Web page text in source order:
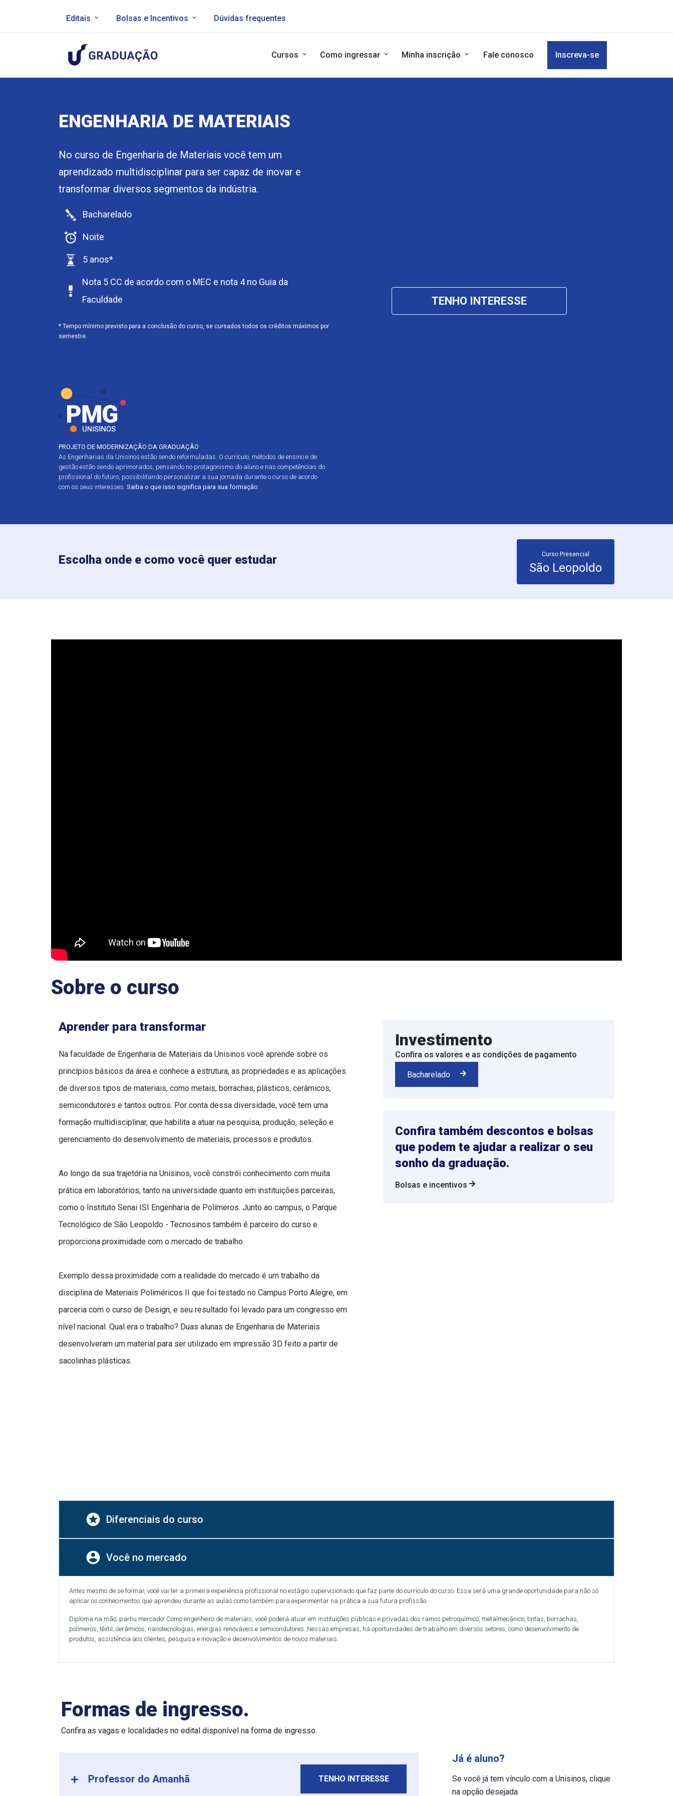
Editais Bolsas e Incentivos Dúvidas frequentes
Cursos Como ingressar Minha inscrição Fale conosco Inscreva-se
ENGENHARIA DE MATERIAIS
No curso de Engenharia de Materiais você tem um
aprendizado multidisciplinar para ser capaz de inovar e
transformar diversos segmentos da indústria.
Bacharelado
Noite
5 anos*
Nota 5 CC de acordo com o MEC e nota 4 no Guia da
Faculdade
* Tempo mínimo previsto para a conclusão do curso, se cursados todos os créditos máximos por
semestre.
PROJETO DE MODERNIZAÇÃO DA GRADUAÇÃO
As Engenharias da Unisinos estão sendo reformuladas. O currículo, métodos de ensino e de
gestão estão sendo aprimorados, pensando no protagonismo do aluno e nas competências do
profissional do futuro, possibilitando personalizar a sua jornada durante o curso de acordo
com os seus interesses. Saiba o que isso significa para sua formação.
TENHO INTERESSE
Escolha onde e como você quer estudar Curso Presencial
São Leopoldo
Sobre o curso
Aprender para transformar
Na faculdade de Engenharia de Materiais da Unisinos você aprende sobre os
princípios básicos da área e conhece a estrutura, as propriedades e as aplicações
de diversos tipos de materiais, como metais, borrachas, plásticos, cerâmicos,
semicondutores e tantos outros. Por conta dessa diversidade, você tem uma
formação multidisciplinar, que habilita a atuar na pesquisa, produção, seleção e
gerenciamento do desenvolvimento de materiais, processos e produtos.
Ao longo da sua trajetória na Unisinos, você constrói conhecimento com muita
prática em laboratórios, tanto na universidade quanto em instituições parceiras,
como o Instituto Senai ISI Engenharia de Polímeros. Junto ao campus, o Parque
Tecnológico de São Leopoldo - Tecnosinos também é parceiro do curso e
proporciona proximidade com o mercado de trabalho.
Exemplo dessa proximidade com a realidade do mercado é um trabalho da
disciplina de Materiais Poliméricos II que foi testado no Campus Porto Alegre, em
parceria com o curso de Design, e seu resultado foi levado para um congresso em
nível nacional. Qual era o trabalho? Duas alunas de Engenharia de Materiais
desenvolveram um material para ser utilizado em impressão 3D feito a partir de
sacolinhas plásticas.
Investimento
Confira os valores e as condições de pagamento
Bacharelado
Confira também descontos e bolsas
que podem te ajudar a realizar o seu
sonho da graduação.
Bolsas e incentivos
stars Diferenciais do curso
account_circle Você no mercado
Antes mesmo de se formar, você vai ter a primeira experiência profissional no estágio supervisionado que faz parte do currículo do curso. Essa será uma grande oportunidade para não só
aplicar os conhecimentos que aprendeu durante as aulas como também para experimentar na prática a sua futura profissão.
Diploma na mão, partiu mercado! Como engenheiro de materiais, você poderá atuar em instituições públicas e privadas dos ramos petroquímico, metalmecânico, tintas, borrachas,
polímeros, têxtil, cerâmicos, nanotecnologias, energias renováveis e semicondutores. Nessas empresas, há oportunidades de trabalho em diversos setores, como desenvolvimento de
produtos, assistência aos clientes, pesquisa e inovação e desenvolvimentos de novos materiais.
Formas de ingresso.
Confira as vagas e localidades no edital disponível na forma de ingresso.
Professor do Amanhã TENHO INTERESSE
Já é aluno?
Se você já tem vínculo com a Unisinos, clique
na opção desejada.